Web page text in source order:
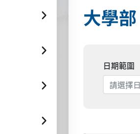
大學部
日期範圍